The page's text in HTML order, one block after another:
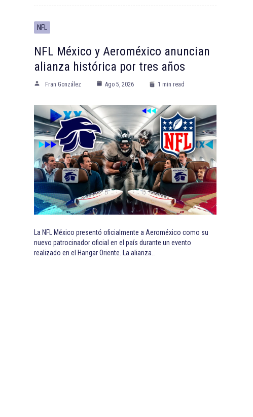
NFL
NFL México y Aeroméxico anuncian
alianza histórica por tres años
Fran González Ago 5, 2026 1 min read
La NFL México presentó oficialmente a Aeroméxico como su
nuevo patrocinador oficial en el país durante un evento
realizado en el Hangar Oriente. La alianza…